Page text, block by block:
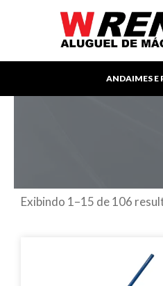
conteúdo
ANDAIMES E
Exibindo 1–15 de 106